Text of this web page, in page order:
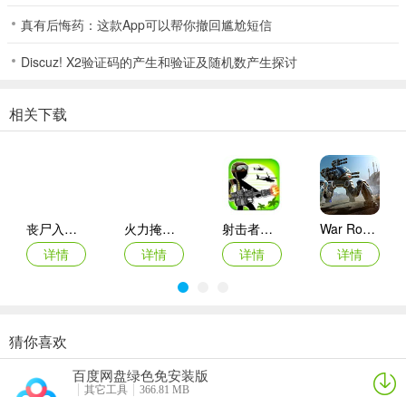
2.猎物
主打灵活逃生、猥琐发育，核心进化：疾跑、滑行、缩小、伪装、迅
3.威严
主打体型压制、范围伤害，核心进化：巨大化、厚皮、荆棘…… ；
主打魅惑召唤、群体作战，核心进化：共生、召唤、领袖、群体
buff；
；
6.蟹化
真有后悔药：这款App可以帮你撤回尴尬短信
Discuz! X2验证码的产生和验证及随机数产生探讨
相关下载
丧尸入侵Zombie Invasion
详情
火力掩护无限生命金币
详情
射击者联盟
详情
War Robots
详情
模拟翼装飞行
详情
求生日记游戏
详情
迷你生存僵尸大战免广告版
全民炮击
猜你喜欢
百度网盘绿色免安装版
其它工具
366.81 MB